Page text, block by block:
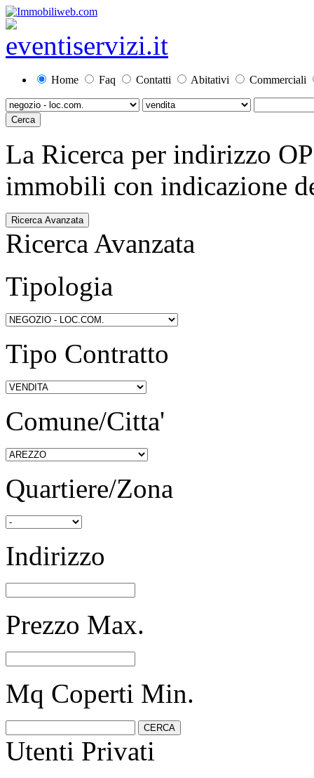
Home Faq Contatti Abitativi Commerciali
La Ricerca per indirizzo
immobili con indicazione
Ricerca Avanzata
Ricerca Avanzata
Tipologia
Tipo Contratto
Comune/Citta'
Quartiere/Zona
Indirizzo
Prezzo Max.
Mq Coperti Min.
Utenti Privati